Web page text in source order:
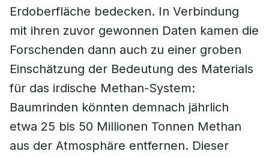
Erdoberfläche bedecken. In Verbindung
mit ihren zuvor gewonnen Daten kamen die
Forschenden dann auch zu einer groben
Einschätzung der Bedeutung des Materials
für das irdische Methan-System:
Baumrinden könnten demnach jährlich
etwa 25 bis 50 Millionen Tonnen Methan
aus der Atmosphäre entfernen. Dieser